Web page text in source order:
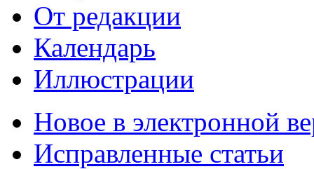
От редакции
Календарь
Иллюстрации
Новое в электронной
Исправленные статьи